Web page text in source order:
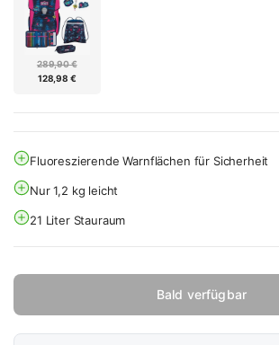
289,90 €
128,98 €
Fluoreszierende Warnflächen für Sicherheit
Nur 1,2 kg leicht
21 Liter Stauraum
Bald verfügbar